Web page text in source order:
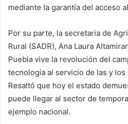
mediante la garantía del acceso
Por su parte, la secretaria de
Rural (SADR), Ana Laura
Puebla vive la revolución del
tecnología al servicio de las y
Resaltó que hoy el estado
puede llegar al sector de
ejemplo nacional.